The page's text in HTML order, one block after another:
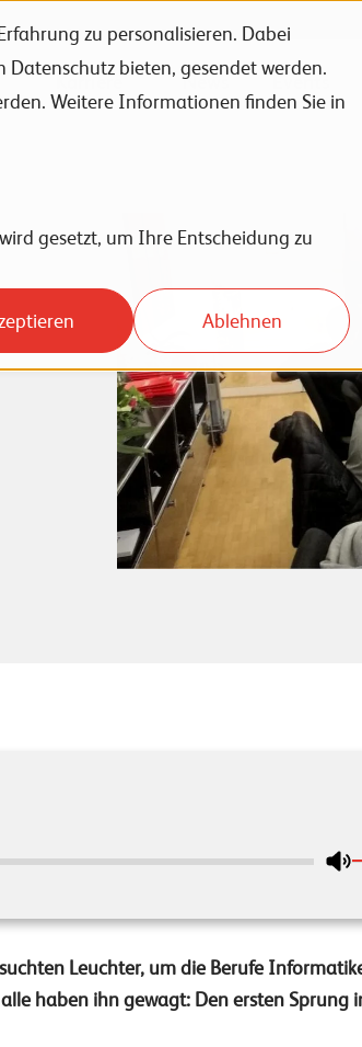
zu personalisieren. Dabei
Datenschutz bieten, gesendet werden.
Weitere Informationen finden Sie in
gesetzt, um Ihre Entscheidung zu
Ablehnen
Karriere News Events
Leuchter, um die Berufe
haben ihn gewagt: Den ersten Sprung